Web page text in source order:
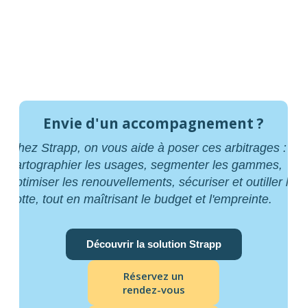
Envie d'un accompagnement ?
Chez Strapp, on vous aide à poser ces arbitrages :
cartographier les usages, segmenter les gammes,
optimiser les renouvellements, sécuriser et outiller la
flotte, tout en maîtrisant le budget et l'empreinte.
Découvrir la solution Strapp
Réservez un
rendez-vous